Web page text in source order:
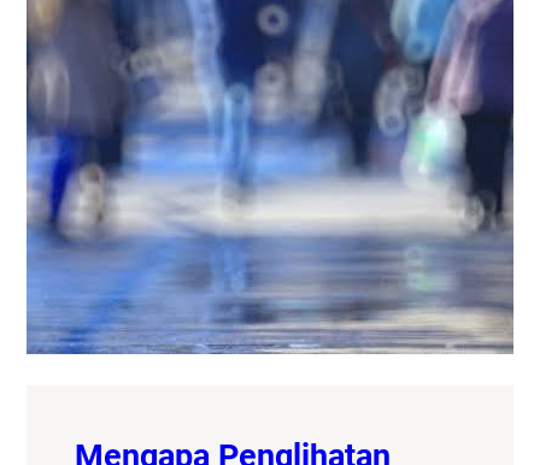
Mengapa Penglihatan